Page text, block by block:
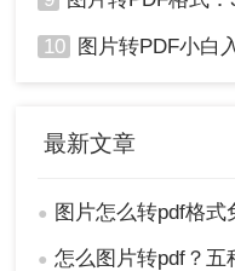
10 图片转PDF小白入门
最新文章
● 图片怎么转pdf格式免费？
● 怎么图片转pdf？五种免费